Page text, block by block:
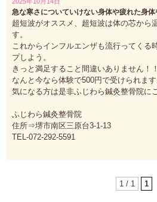
急な寒さについていけない身体や疲れた身
超短波がオススメ、超短波は体の芯から
す。
これからインフルエンザも流行ってくる
プしよう。
きっと満足すること間違いありません！！
なんと今なら体験で500円で受けられます
気になる方は是非ふじわら鍼灸整骨院に
ふじわら鍼灸整骨院
住所⇒堺市南区三原台3-1-13
TEL-072-292-5591
1 / 1 1